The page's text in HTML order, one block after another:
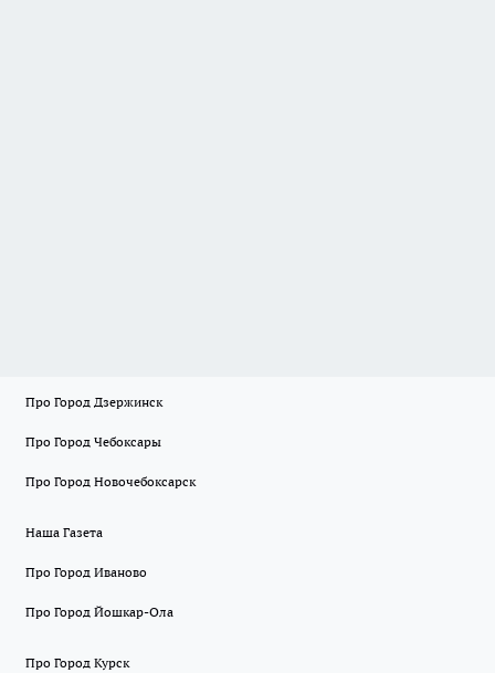
Про Город Дзержинск
Про Город Чебоксары
Про Город Новочебоксарск
Наша Газета
Про Город Иваново
Про Город Йошкар-Ола
Про Город Курск